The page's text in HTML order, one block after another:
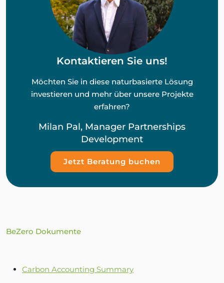
Kontaktieren Sie uns!
Möchten Sie in diese naturbasierte Lösung
investieren und mehr über unsere Projekte
erfahren?
Milan Pal, Manager Partnerships
Development
Jetzt Beratung buchen
BeZero Dokumente
Carbon Accounting Summary